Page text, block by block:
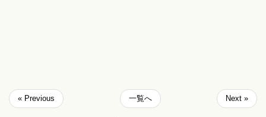
« Previous 一覧へ Next »